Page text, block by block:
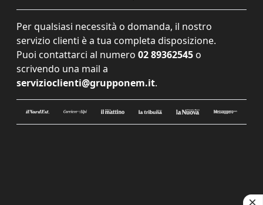
Per qualsiasi necessità o domanda, il nostro
servizio clienti è a tua completa disposizione.
Puoi contattarci al numero 02 89362545 o
scrivendo una mail a
servizioclienti@grupponem.it.